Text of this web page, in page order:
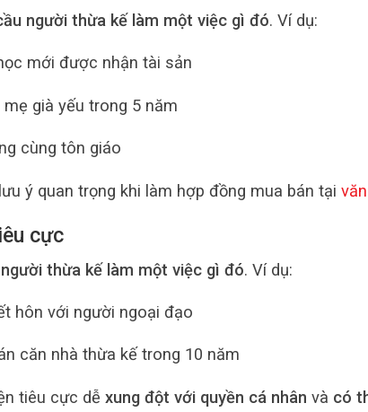
người thừa kế làm một việc gì đó. Ví dụ:
mới được nhận tài sản
già yếu trong 5 năm
cùng tôn giáo
ý quan trọng khi làm hợp đồng mua bán tại
cực
thừa kế làm một việc gì đó. Ví dụ:
hôn với người ngoại đạo
căn nhà thừa kế trong 10 năm
tiêu cực dễ xung đột với quyền cá nhân và có